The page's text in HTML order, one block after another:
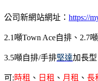
公司新網站網址： https://
2.1噸Town Ace自排 、 2.7噸
3.5噸自排/手排堅達加長
可:時租 、 日租 、 月租 、 長